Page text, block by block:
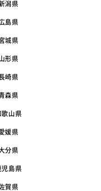
潟県
島県
城県
形県
崎県
森県
歌山県
媛県
分県
児島県
賀県